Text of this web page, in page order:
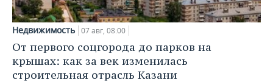
Недвижимость 07 авг, 08:00
От первого соцгорода до парков на
крышах: как за век изменилась
строительная отрасль Казани